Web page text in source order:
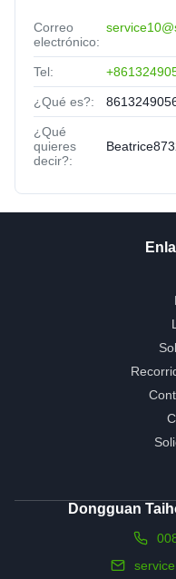
Correo
electrónico:
Tel:
¿Qué es?:
¿Qué
quieres
decir?:
Dongguan